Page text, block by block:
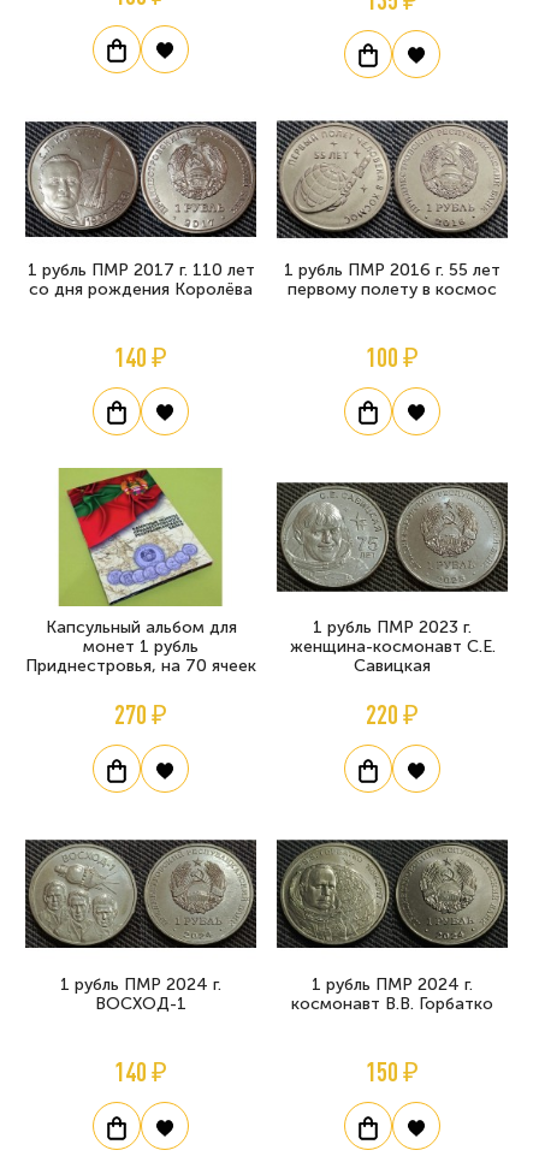
1 рубль ПМР 2017 г. 110 лет
со дня рождения Королёва
140 ₽
1 рубль ПМР 2016 г. 55 лет
первому полету в космос
100 ₽
Капсульный альбом для
монет 1 рубль
Приднестровья, на 70 ячеек
270 ₽
1 рубль ПМР 2023 г.
женщина-космонавт С.Е.
Савицкая
220 ₽
1 рубль ПМР 2024 г.
ВОСХОД-1
140 ₽
1 рубль ПМР 2024 г.
космонавт В.В. Горбатко
150 ₽